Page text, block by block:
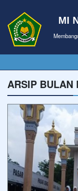
MI
ARSIP BULAN